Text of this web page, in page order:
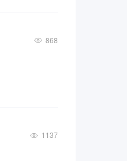
868
1137